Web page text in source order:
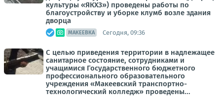
культуры «ЯКХЗ») проведены работы по
благоустройству и уборке клумб возле здания
дворца
МАКЕЕВКА Сегодня, 09:36
С целью приведения территории в надлежащее
санитарное состояние, сотрудниками и
учащимися Государственного бюджетного
профессионального образовательного
учреждения «Макеевский транспортно-
технологический колледж» проведены...